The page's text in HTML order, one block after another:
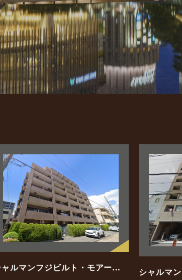
ャルマンフジビルト・モアー住
シャルマ